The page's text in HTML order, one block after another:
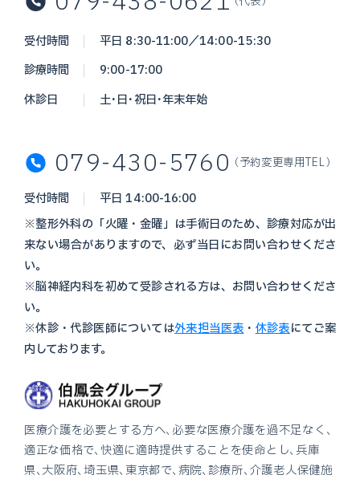
受付時間
平日 8:30-11:00／14:00-15:30
診療時間
9:00-17:00
休診日
土・日・祝日・年末年始
079-430-5760 （予約変更専用TEL）
受付時間
平日 14:00-16:00
※整形外科の「火曜・金曜」は手術日のため、診療対応が出
来ない場合がありますので、必ず当日にお問い合わせくださ
い。
※脳神経内科を初めて受診される方は、お問い合わせくださ
い。
※休診・代診医師については外来担当医表 ・ 休診表にてご案
内しております。
医療介護を必要とする方へ、必要な医療介護を過不足なく、
適正な価格で、快適に適時提供することを使命とし、兵庫
県、大阪府、埼玉県、東京都で、病院、診療所、介護老人保健施